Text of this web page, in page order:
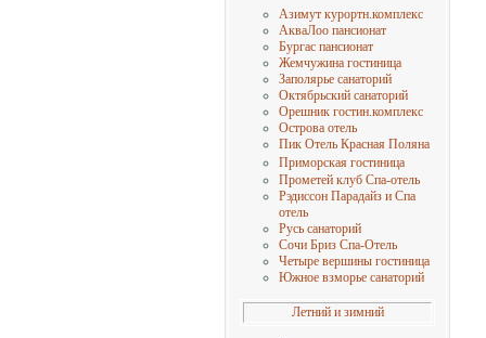
Азимут курортн.комплекс
АкваЛоо пансионат
Бургас пансионат
Жемчужина гостиница
Заполярье санаторий
Октябрьский санаторий
Орешник гостин.комплекс
Острова отель
Пик Отель Красная Поляна
Приморская гостиница
Прометей клуб Спа-отель
Рэдиссон Парадайз и Спа
отель
Русь санаторий
Сочи Бриз Спа-Отель
Четыре вершины гостиница
Южное взморье санаторий
Летний и зимний